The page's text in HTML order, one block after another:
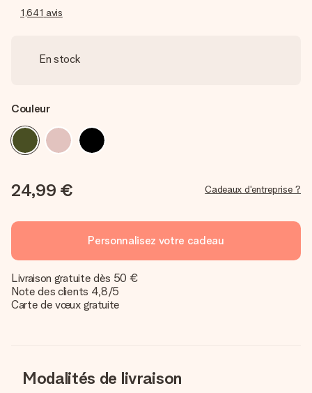
1,641 avis
En stock
Couleur
24,99 € Cadeaux d'entreprise ?
Personnalisez votre cadeau
Livraison gratuite dès 50 €
Note des clients 4,8/5
Carte de vœux gratuite
Modalités de livraison